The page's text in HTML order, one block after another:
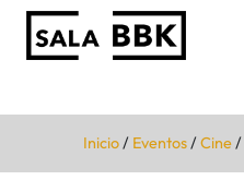
Inicio/ Eventos/Cine/